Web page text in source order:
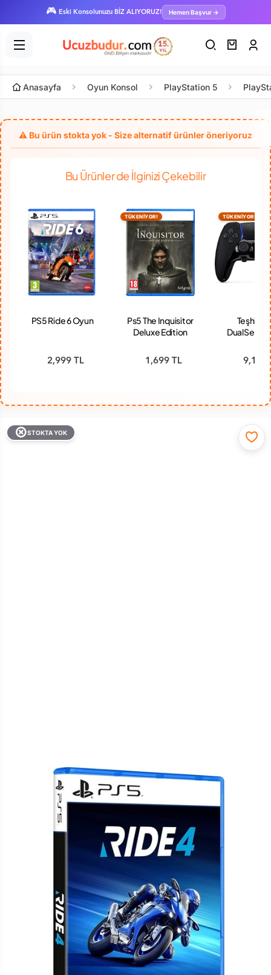
🎮 Eski Konsolunuzu BİZ ALIYORUZ! Hemen Başvur →
Anasayfa Oyun Konsol PlayStation 5
Bu Ürünler de İlginizi Çekebilir
PS5 Ride 6 Oyun
2,999 TL
TÜKENİYOR!
Ps5 The Inquisitor
Deluxe Edition
1,699 TL
TÜKENİYOR!
Teşhir
DualSense
Kablosuz
Oyun Kolu
9,199
STOKTA YOK